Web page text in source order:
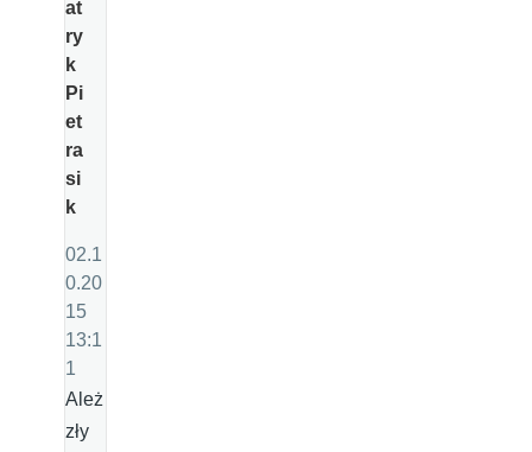
at
ry
k
Pi
et
ra
si
k
02.1
0.20
15
13:1
1
Ależ
zły